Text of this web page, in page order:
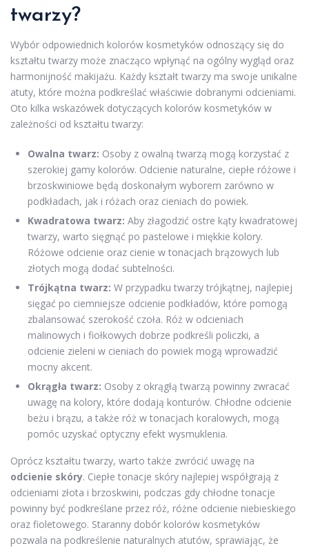
twarzy?
Wybór odpowiednich kolorów kosmetyków odnoszący się do
kształtu twarzy może znacząco wpłynąć na ogólny wygląd oraz
harmonijność makijażu. Każdy kształt twarzy ma swoje unikalne
atuty, które można podkreślać właściwie dobranymi odcieniami.
Oto kilka wskazówek dotyczących kolorów kosmetyków w
zależności od kształtu twarzy:
Owalna twarz: Osoby z owalną twarzą mogą korzystać z
szerokiej gamy kolorów. Odcienie naturalne, ciepłe różowe i
brzoskwiniowe będą doskonałym wyborem zarówno w
podkładach, jak i różach oraz cieniach do powiek.
Kwadratowa twarz: Aby złagodzić ostre kąty kwadratowej
twarzy, warto sięgnąć po pastelowe i miękkie kolory.
Różowe odcienie oraz cienie w tonacjach brązowych lub
złotych mogą dodać subtelności.
Trójkątna twarz: W przypadku twarzy trójkątnej, najlepiej
sięgać po ciemniejsze odcienie podkładów, które pomogą
zbalansować szerokość czoła. Róż w odcieniach
malinowych i fiołkowych dobrze podkreśli policzki, a
odcienie zieleni w cieniach do powiek mogą wprowadzić
mocny akcent.
Okrągła twarz: Osoby z okrągłą twarzą powinny zwracać
uwagę na kolory, które dodają konturów. Chłodne odcienie
beżu i brązu, a także róż w tonacjach koralowych, mogą
pomóc uzyskać optyczny efekt wysmuklenia.
Oprócz kształtu twarzy, warto także zwrócić uwagę na
odcienie skóry. Ciepłe tonacje skóry najlepiej współgrają z
odcieniami złota i brzoskwini, podczas gdy chłodne tonacje
powinny być podkreślane przez róż, różne odcienie niebieskiego
oraz fioletowego. Staranny dobór kolorów kosmetyków
pozwala na podkreślenie naturalnych atutów, sprawiając, że